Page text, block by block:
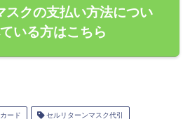
スクの支払い方法につい
いる方はこちら
ード セルリターンマスク代引